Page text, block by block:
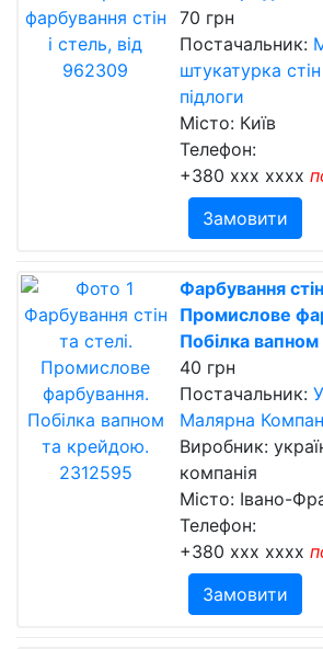
70 грн
Постачальник:
штукатурка
підлоги
Місто: Київ
Телефон:
+380 xxx xxxx
Замовити
Фарбування
Промислове
Побілка
40 грн
Постачальник:
Малярна
Виробник:
компанія
Місто: Івано-
Телефон:
+380 xxx xxxx
Замовити